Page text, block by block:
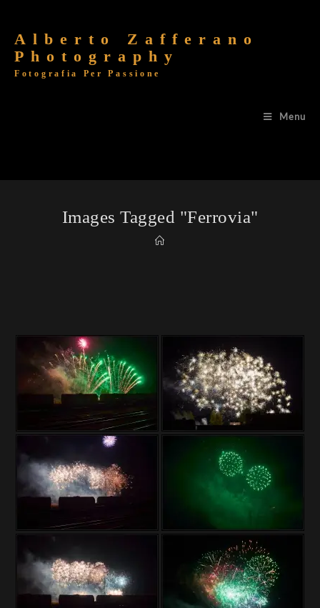
Alberto Zafferano
Photography
Fotografia Per Passione
Menu
Images Tagged "ferrovia"